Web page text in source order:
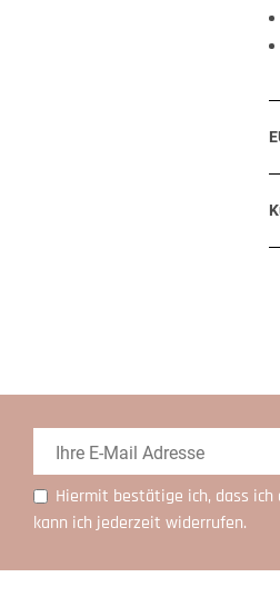
Hiermit bestätige ich, dass ich
kann ich jederzeit widerrufen.